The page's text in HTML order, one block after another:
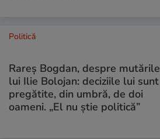
Politică
Rareș Bogdan, despre mutările
lui Ilie Bolojan: deciziile lui sunt
pregătite, din umbră, de doi
oameni. „El nu știe politică”